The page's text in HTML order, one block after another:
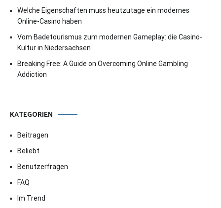
Welche Eigenschaften muss heutzutage ein modernes
Online-Casino haben
Vom Badetourismus zum modernen Gameplay: die Casino-
Kultur in Niedersachsen
Breaking Free: A Guide on Overcoming Online Gambling
Addiction
KATEGORIEN
Beitragen
Beliebt
Benutzerfragen
FAQ
Im Trend